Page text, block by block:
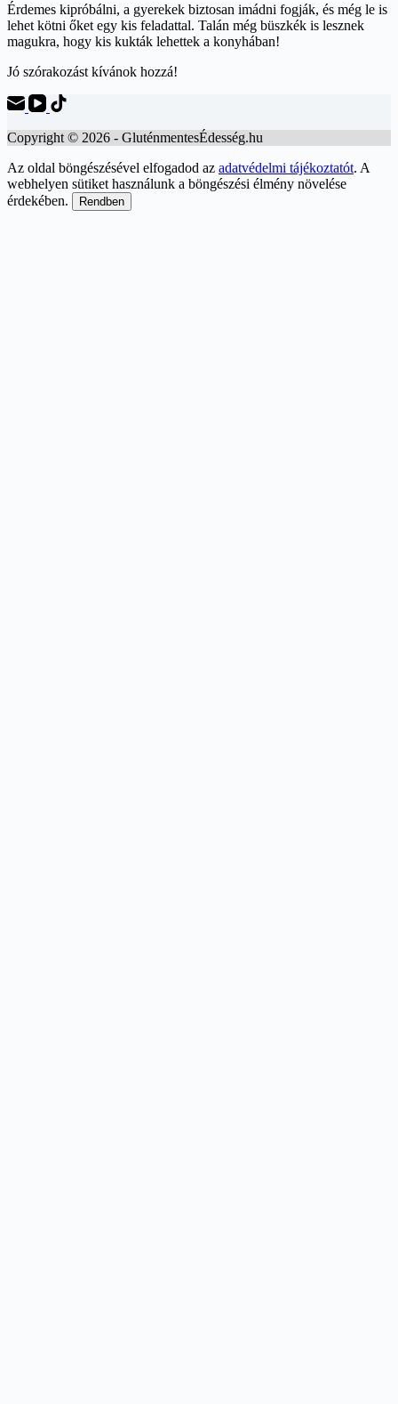
Érdemes kipróbálni, a gyerekek biztosan imádni fogják, és még le is
lehet kötni őket egy kis feladattal. Talán még büszkék is lesznek
magukra, hogy kis kukták lehettek a konyhában!
Jó szórakozást kívánok hozzá!
Copyright © 2026 - GluténmentesÉdesség.hu
Az oldal böngészésével elfogadod az adatvédelmi tájékoztatót. A
webhelyen sütiket használunk a böngészési élmény növelése
érdekében.
Rendben